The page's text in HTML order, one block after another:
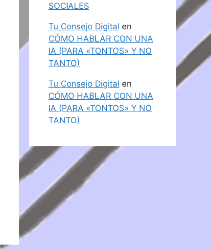
SOCIALES
Tu Consejo Digital en
CÓMO HABLAR CON UNA
IA (PARA «TONTOS» Y NO
TANTO)
Tu Consejo Digital en
CÓMO HABLAR CON UNA
IA (PARA «TONTOS» Y NO
TANTO)